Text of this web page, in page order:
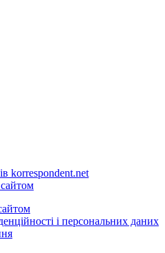
korrespondent.net
і персональних даних